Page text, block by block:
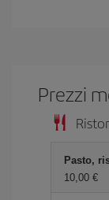
Prezzi
Pasto,
10,00 €